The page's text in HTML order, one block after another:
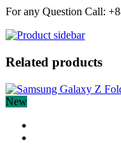
For any Question Call:
Related products
New